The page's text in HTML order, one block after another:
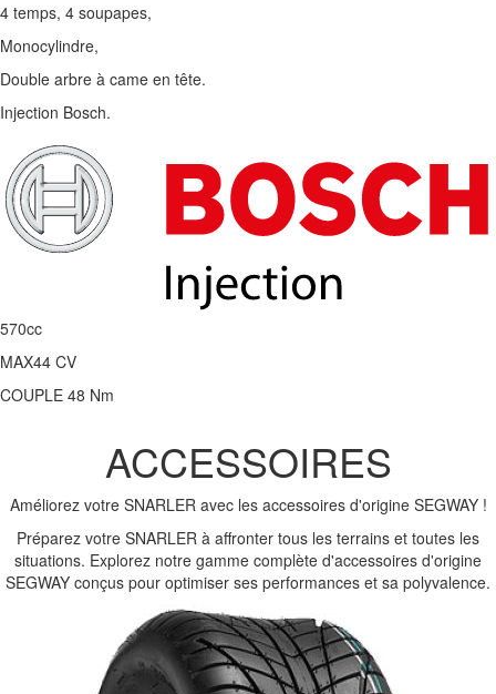
4 temps, 4 soupapes,
Monocylindre,
Double arbre à came en tête.
Injection Bosch.
570cc
MAX44 CV
COUPLE 48 Nm
ACCESSOIRES
Améliorez votre SNARLER avec les accessoires d'origine SEGWAY!
Préparez votre SNARLER à affronter tous les terrains et toutes les
situations. Explorez notre gamme complète d'accessoires d'origine
SEGWAY conçus pour optimiser ses performances et sa polyvalence.